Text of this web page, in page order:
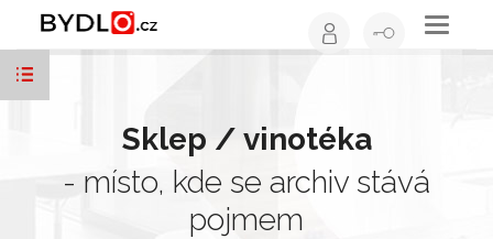
Toggle
Sklep / vinotéka
- místo, kde se archiv stává
pojmem